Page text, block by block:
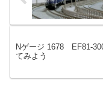
Nゲージ 1678 EF81-
てみよう